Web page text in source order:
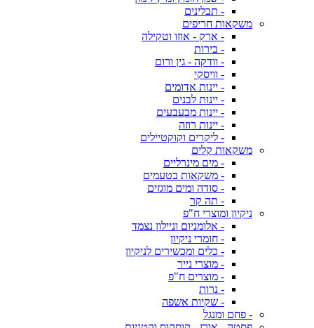
- תבלינים
משקאות חריפים
- ארק - אוזו וטקילה
- בירות
- וודקה - גין ורום
- וויסקי
- יינות אדומים
- יינות לבנים
- יינות מבעבעים
- יינות רוזה
- ליקרים וקוקטיילים
משקאות קלים
- מים מינרליים
- משקאות בטעמים
- סודה ומים מוגזים
- תה קר
ניקיון ומוצרי ח"פ
- אלומניום וניילון נצמד
- חומרי ניקיון
- כלים ומכשירים לניקיון
- מוצרי נייר
- מוצרים ח"פ
- נרות
- שקיות אשפה
- פחם ומנגל